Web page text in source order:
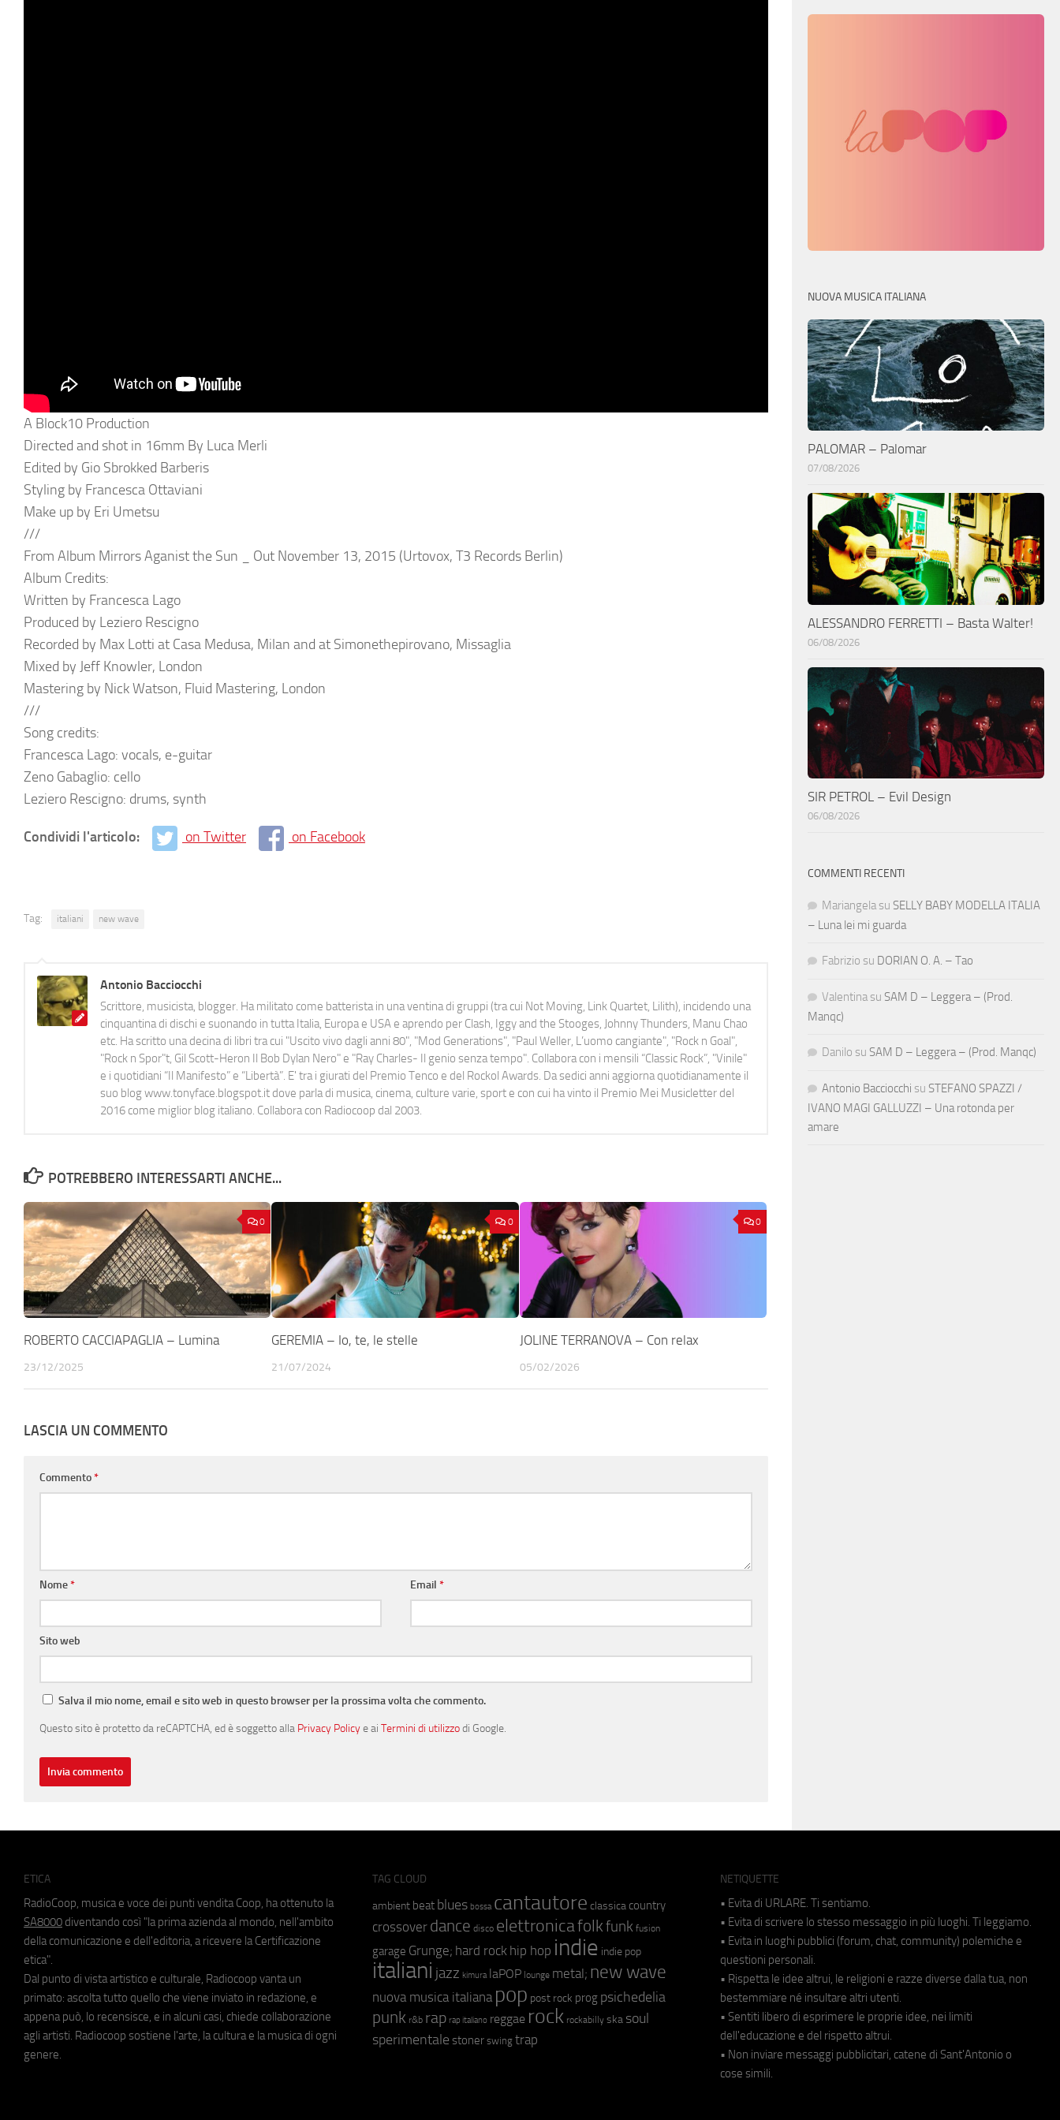
A Block10 Production
Directed and shot in 16mm By Luca Merli
Edited by Gio Sbrokked Barberis
Styling by Francesca Ottaviani
Make up by Eri Umetsu
///
From Album Mirrors Aganist the Sun _ Out November 13, 2015 (Urtovox, T3 Records Berlin)
Album Credits:
Written by Francesca Lago
Produced by Leziero Rescigno
Recorded by Max Lotti at Casa Medusa, Milan and at Simonethepirovano, Missaglia
Mixed by Jeff Knowler, London
Mastering by Nick Watson, Fluid Mastering, London
///
Song credits:
Francesca Lago: vocals, e-guitar
Zeno Gabaglio: cello
Leziero Rescigno: drums, synth
Condividi l'articolo: on Twitter on Facebook
Tag: italiani new wave
Antonio Bacciocchi
Scrittore, musicista, blogger. Ha militato come batterista in una ventina di gruppi (tra cui Not Moving, Link Quartet, Lilith), incidendo una
cinquantina di dischi e suonando in tutta Italia, Europa e USA e aprendo per Clash, Iggy and the Stooges, Johnny Thunders, Manu Chao
etc. Ha scritto una decina di libri tra cui "Uscito vivo dagli anni 80", "Mod Generations", "Paul Weller, L’uomo cangiante", "Rock n Goal",
"Rock n Spor"t, Gil Scott-Heron Il Bob Dylan Nero" e "Ray Charles- Il genio senza tempo". Collabora con i mensili “Classic Rock”, "Vinile"
e i quotidiani “Il Manifesto” e “Libertà”. E' tra i giurati del Premio Tenco e del Rockol Awards. Da sedici anni aggiorna quotidianamente il
suo blog www.tonyface.blogspot.it dove parla di musica, cinema, culture varie, sport e con cui ha vinto il Premio Mei Musicletter del
2016 come miglior blog italiano. Collabora con Radiocoop dal 2003.
POTREBBERO INTERESSARTI ANCHE...
0
ROBERTO CACCIAPAGLIA – Lumina
23/12/2025
0
GEREMIA – Io, te, le stelle
21/07/2024
0
JOLINE TERRANOVA – Con relax
05/02/2026
LASCIA UN COMMENTO
Commento*
Nome* Email*
Sito web
Salva il mio nome, email e sito web in questo browser per la prossima volta che commento.
Questo sito è protetto da reCAPTCHA, ed è soggetto alla Privacy Policye ai Termini di utilizzodi Google.
NUOVA MUSICA ITALIANA
PALOMAR – Palomar
07/08/2026
ALESSANDRO FERRETTI – Basta Walter!
06/08/2026
SIR PETROL – Evil Design
06/08/2026
COMMENTI RECENTI
Mariangela su SELLY BABY MODELLA ITALIA
– Luna lei mi guarda
Fabrizio su DORIAN O. A. – Tao
Valentina su SAM D – Leggera – (Prod.
Manqc)
Danilo su SAM D – Leggera – (Prod. Manqc)
Antonio Bacciocchi su STEFANO SPAZZI /
IVANO MAGI GALLUZZI – Una rotonda per
amare
ETICA
RadioCoop, musica e voce dei punti vendita Coop, ha ottenuto la
SA8000 diventando così "la prima azienda al mondo, nell'ambito
della comunicazione e dell'editoria, a ricevere la Certificazione
etica".
Dal punto di vista artistico e culturale, Radiocoop vanta un
primato: ascolta tutto quello che viene inviato in redazione, e
appena può, lo recensisce, e in alcuni casi, chiede collaborazione
agli artisti. Radiocoop sostiene l'arte, la cultura e la musica di ogni
genere.
TAG CLOUD
ambient beat blues bossa cantautore classica country
crossover dance disco elettronicafolkfunk fusion
garage Grunge; hard rock hip hop indie indie pop
italiani jazz kimura laPOP lounge metal; new wave
nuova musica italiana pop post rock prog psichedelia
punk r&b rap rap italiano reggae rock rockabilly ska soul
sperimentale stoner swing trap
NETIQUETTE
• Evita di URLARE. Ti sentiamo.
• Evita di scrivere lo stesso messaggio in più luoghi. Ti leggiamo.
• Evita in luoghi pubblici (forum, chat, community) polemiche e
questioni personali.
• Rispetta le idee altrui, le religioni e razze diverse dalla tua, non
bestemmiare né insultare altri utenti.
• Sentiti libero di esprimere le proprie idee, nei limiti
dell'educazione e del rispetto altrui.
• Non inviare messaggi pubblicitari, catene di Sant'Antonio o
cose simili.